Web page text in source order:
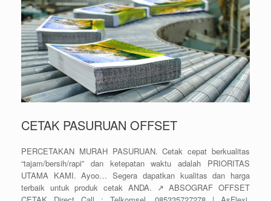
CETAK PASURUAN OFFSET
PERCETAKAN MURAH PASURUAN. Cetak cepat berkualitas
“tajam/bersih/rapi” dan ketepatan waktu adalah PRIORITAS
UTAMA KAMI. Ayoo… Segera dapatkan kualitas dan harga
terbaik untuk produk cetak ANDA. ↗️ ABSOGRAF OFFSET